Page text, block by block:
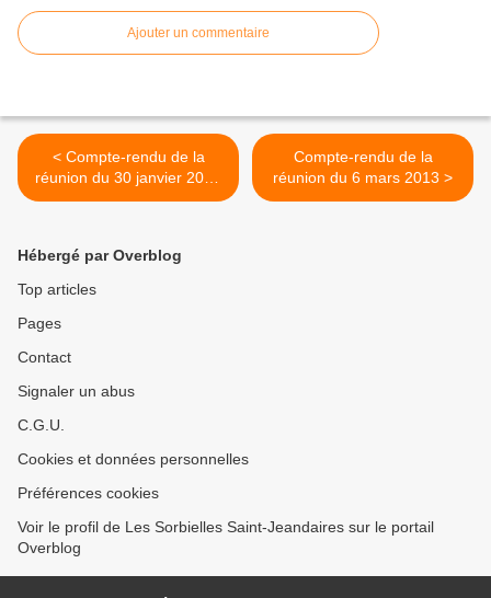
Ajouter un commentaire
< Compte-rendu de la
réunion du 30 janvier 2013
(réunion de février
Compte-rendu de la
réunion du 6 mars 2013 >
Hébergé par Overblog
Top articles
Pages
Contact
Signaler un abus
C.G.U.
Cookies et données personnelles
Préférences cookies
Voir le profil de Les Sorbielles Saint-Jeandaires sur le portail
Overblog